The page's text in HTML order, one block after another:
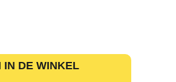
IN DE WINKEL